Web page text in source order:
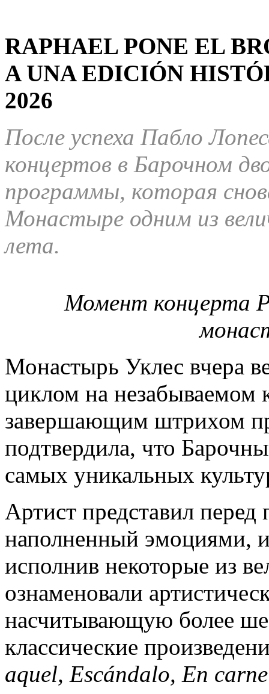
RAPHAEL PONE EL
A UNA EDICIÓN
2026
После успеха Пабло
концертов в Барочном
программы, которая
Монастыре одним из
лета.
Момент концерта
Монастырь Уклес вчера
циклом на незабываемом
завершающим штрихом
подтвердила, что
самых уникальных
Артист представил
наполненный эмоциями,
исполнив некоторые из
ознаменовали
насчитывающую более
классические
aquel, Escándalo, En